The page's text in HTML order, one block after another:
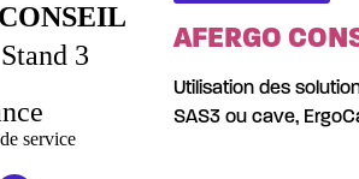
3
service
AFERGO
Utilisation des
SAS3 ou cave,